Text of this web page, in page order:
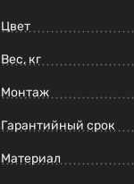
Цвет
Вес, кг
Монтаж
Гарантийный срок
Материал